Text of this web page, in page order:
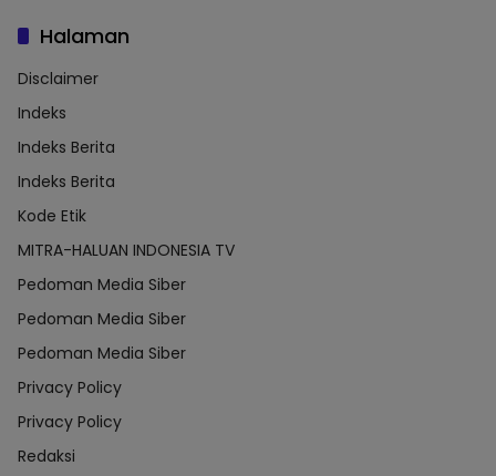
Halaman
Disclaimer
Indeks
Indeks Berita
Indeks Berita
Kode Etik
MITRA-HALUAN INDONESIA TV
Pedoman Media Siber
Pedoman Media Siber
Pedoman Media Siber
Privacy Policy
Privacy Policy
Redaksi